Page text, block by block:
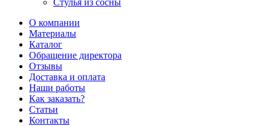
Стулья из сосны
О компании
Материалы
Каталог
Обращение директора
Отзывы
Доставка и оплата
Наши работы
Как заказать?
Статьи
Контакты